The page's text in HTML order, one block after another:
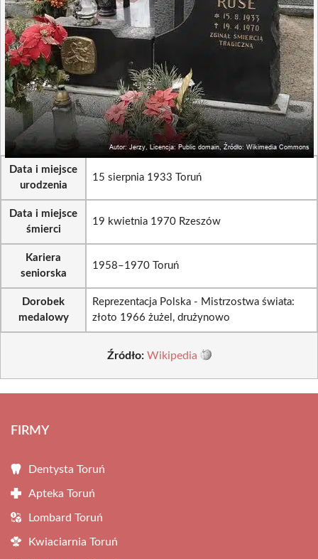
Data i miejsce
urodzenia
15 sierpnia 1933 Toruń
Data i miejsce
śmierci
19 kwietnia 1970 Rzeszów
Kariera
seniorska
1958–1970 Toruń
Dorobek
medalowy
Reprezentacja Polska - Mistrzostwa świata:
złoto 1966 żużel, drużynowo
Źródło: Wikipedia
FIRMY
Dentysta Toruń
Apteka Toruń
Lombard Toruń
Kwiaciarnia Toruń